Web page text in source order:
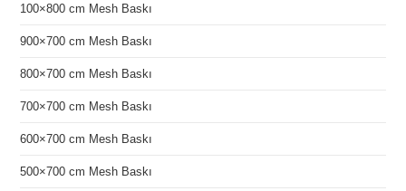
100×800 cm Mesh Baskı
900×700 cm Mesh Baskı
800×700 cm Mesh Baskı
700×700 cm Mesh Baskı
600×700 cm Mesh Baskı
500×700 cm Mesh Baskı